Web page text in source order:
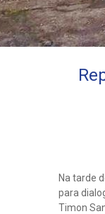
Na tarde
para
Timon